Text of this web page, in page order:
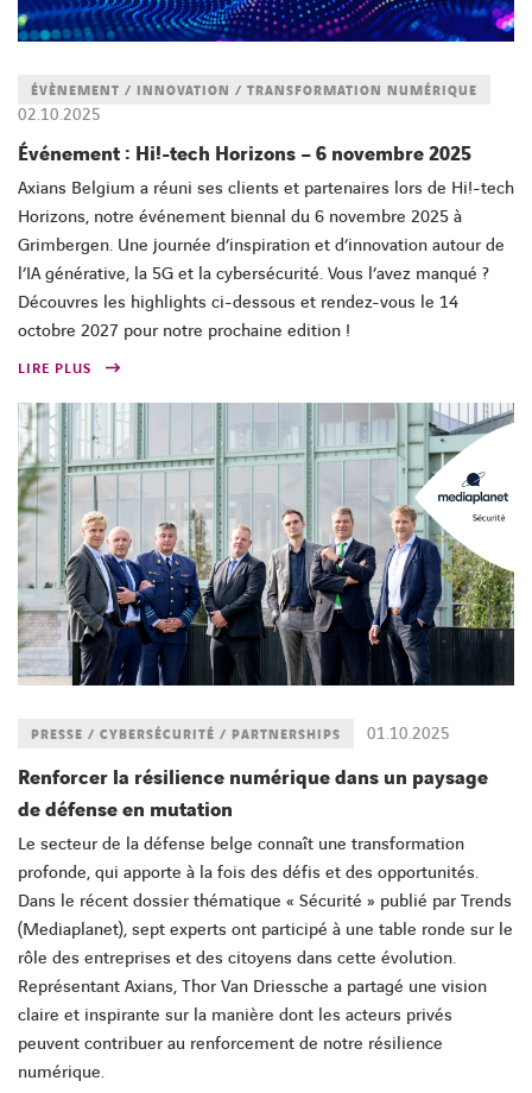
FACEBOOK
TWITTERLINKEDINYOUTUBE
02.10.2025
ÉVÈNEMENT / INNOVATION / TRANSFORMATION NUMÉRIQUE
Événement : Hi!-tech Horizons – 6 novembre 2025
Axians Belgium a réuni ses clients et partenaires lors de Hi!-tech
Horizons, notre événement biennal du 6 novembre 2025 à
Grimbergen. Une journée d’inspiration et d’innovation autour de
l’IA générative, la 5G et la cybersécurité. Vous l’avez manqué ?
Découvres les highlights ci-dessous et rendez-vous le 14
octobre 2027 pour notre prochaine edition !
LIRE PLUS
01.10.2025
PRESSE / CYBERSÉCURITÉ / PARTNERSHIPS
Renforcer la résilience numérique dans un paysage
de défense en mutation
Le secteur de la défense belge connaît une transformation
profonde, qui apporte à la fois des défis et des opportunités.
Dans le récent dossier thématique « Sécurité » publié par Trends
(Mediaplanet), sept experts ont participé à une table ronde sur le
rôle des entreprises et des citoyens dans cette évolution.
Représentant Axians, Thor Van Driessche a partagé une vision
claire et inspirante sur la manière dont les acteurs privés
peuvent contribuer au renforcement de notre résilience
numérique.